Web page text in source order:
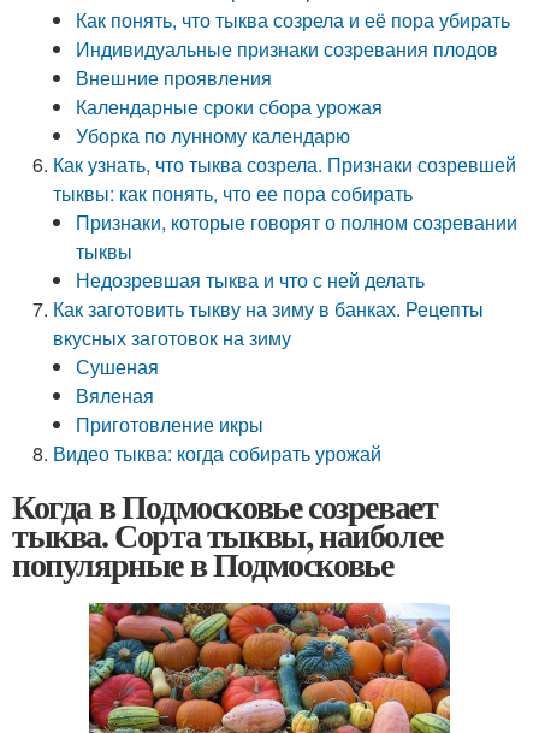
Как понять, что тыква созрела и её пора убирать
Индивидуальные признаки созревания плодов
Внешние проявления
Календарные сроки сбора урожая
Уборка по лунному календарю
Как узнать, что тыква созрела. Признаки созревшей
тыквы: как понять, что ее пора собирать
Признаки, которые говорят о полном созревании
тыквы
Недозревшая тыква и что с ней делать
Как заготовить тыкву на зиму в банках. Рецепты
вкусных заготовок на зиму
Сушеная
Вяленая
Приготовление икры
Видео тыква: когда собирать урожай
Когда в Подмосковье созревает
тыква. Сорта тыквы, наиболее
популярные в Подмосковье